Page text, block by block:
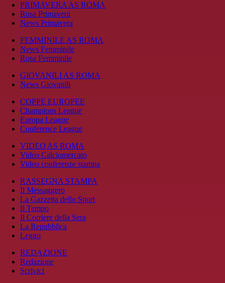
PRIMAVERA AS ROMA
Rosa Primavera
News Primavera
FEMMINILE AS ROMA
News Femminile
Rosa Femminile
GIOVANILI AS ROMA
News Giovanili
COPPE EUROPEE
Champions League
Europa League
Conference League
VIDEO AS ROMA
Video Calciomercato
Video conferenze stampa
RASSEGNA STAMPA
Il Messaggero
La Gazzetta dello Sport
Il Tempo
Il Corriere della Sera
La Repubblica
Leggo
REDAZIONE
Redazione
Scrivici